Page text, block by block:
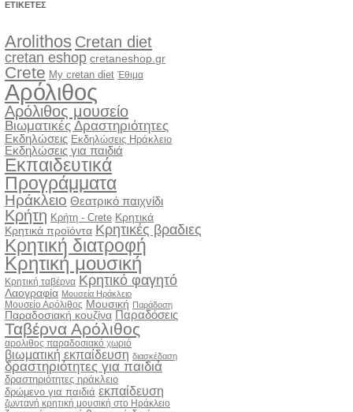
ΕΤΙΚΈΤΕΣ
Arolithos Cretan diet
cretan eshop cretaneshop.gr
Crete My cretan diet Έθιμα
Αρόλιθος
Αρόλιθος μουσείο
Βιωματικές Δραστηριότητες
Εκδηλώσεις Εκδηλώσεις Ηράκλειο
Εκδηλώσεις για παιδιά
Εκπαιδευτικά
Προγράμματα
Ηράκλειο Θεατρικό παιχνίδι
Κρήτη Κρήτη - Crete Κρητικά
Κρητικά προϊόντα Κρητικές βραδιες
Κρητική διατροφή
Κρητική μουσική
Κρητική ταβέρνα Κρητικό φαγητό
Λαογραφία Μουσεία Ηράκλειο
Μουσείο Αρόλιθος Μουσική Παράδοση
Παραδοσιακή κουζίνα Παραδόσεις
Ταβέρνα Αρόλιθος
αρολιθος παραδοσιακό χωριό
βιωματική εκπαίδευση διασκέδαση
δραστηριότητες για παιδιά
δραστηριότητες ηράκλειο
δρώμενο για παιδιά εκπαίδευση
ζωντανή κρητική μουσική στο Ηράκλειο